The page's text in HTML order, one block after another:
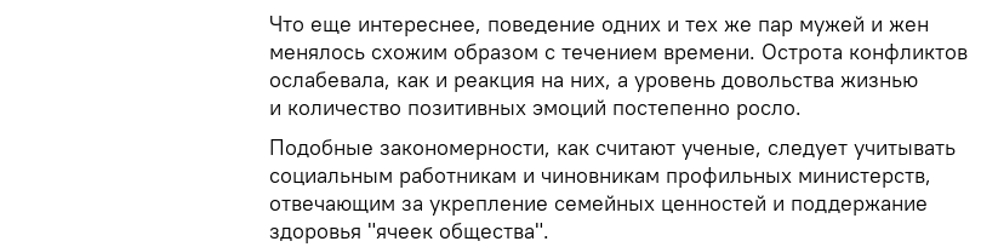
Что еще интереснее, поведение одних и тех же пар мужей и жен
менялось схожим образом с течением времени. Острота конфликтов
ослабевала, как и реакция на них, а уровень довольства жизнью
и количество позитивных эмоций постепенно росло.
Подобные закономерности, как считают ученые, следует учитывать
социальным работникам и чиновникам профильных министерств,
отвечающим за укрепление семейных ценностей и поддержание
здоровья "ячеек общества".